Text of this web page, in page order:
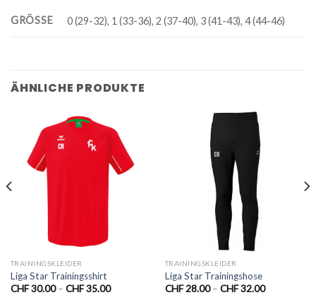
GRÖSSE 0 (29-32), 1 (33-36), 2 (37-40), 3 (41-43), 4 (44-46)
ÄHNLICHE PRODUKTE
TRAININGSKLEIDER
Liga Star Trainingsshirt
CHF30.00– CHF35.00
TRAININGSKLEIDER
Liga Star Trainingshose
CHF28.00– CHF32.00